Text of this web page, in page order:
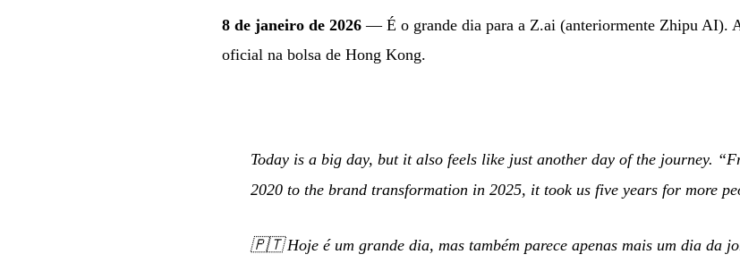
8 de janeiro de 2026 — É o grande dia para a Z.ai (anteriormente Zhipu AI).
oficial na bolsa de Hong Kong.
Today is a big day, but it also feels like just another day of the journey.
2020 to the brand transformation in 2025, it took us five years for more
🇵🇹Hoje é um grande dia, mas também parece apenas mais um dia da